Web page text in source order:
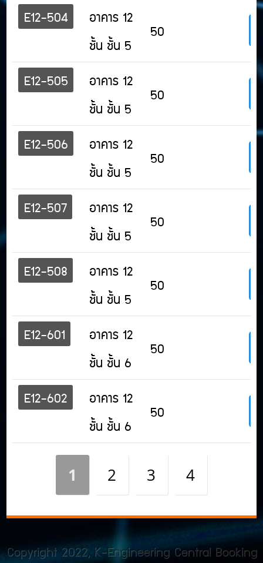
E12-504
อาคาร 12
ชั้น ชั้น 5
50
E12-505
อาคาร 12
ชั้น ชั้น 5
50
E12-506
อาคาร 12
ชั้น ชั้น 5
50
E12-507
อาคาร 12
ชั้น ชั้น 5
50
E12-508
อาคาร 12
ชั้น ชั้น 5
50
E12-601
อาคาร 12
ชั้น ชั้น 6
50
E12-602
อาคาร 12
ชั้น ชั้น 6
50
1 2 3 4
Copyright 2022,K-Engineering Central Booking